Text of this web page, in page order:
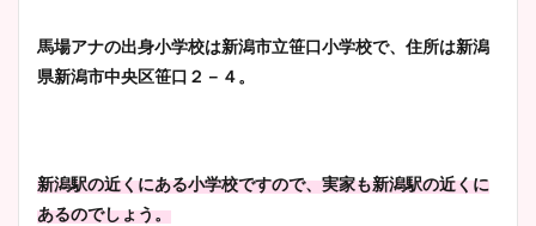
イエット方は？昔と現在を画
とめ！美脚や水着姿に年齢も
馬場アナの出身小学校は新潟市立笹口小学校で、住所は新潟
県新潟市中央区笹口２－４。
新潟駅の近くにある小学校ですので、実家も新潟駅の近くに
あるのでしょう。